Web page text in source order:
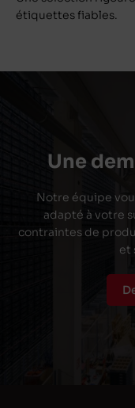
étiquettes fiables.
Une
Notre équipe
adapté à votre
contraintes de
et